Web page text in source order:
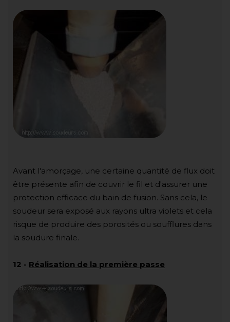
Avant l'amorçage, une certaine quantité de flux doit
être présente afin de couvrir le fil et d'assurer une
protection efficace du bain de fusion. Sans cela, le
soudeur sera exposé aux rayons ultra violets et cela
risque de produire des porosités ou soufflures dans
la soudure finale.
12 - Réalisation de la première passe